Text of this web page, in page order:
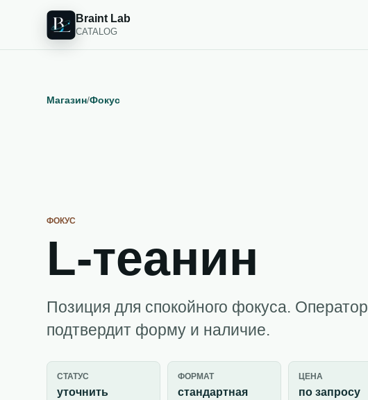
Braint Lab
CATALOG
Магазин/Фокус
ФОКУС
L-теанин
Позиция для спокойного фокуса. Оператор
подтвердит форму и наличие.
СТАТУС
уточнить
ФОРМАТ
стандартная
ЦЕНА
по запросу